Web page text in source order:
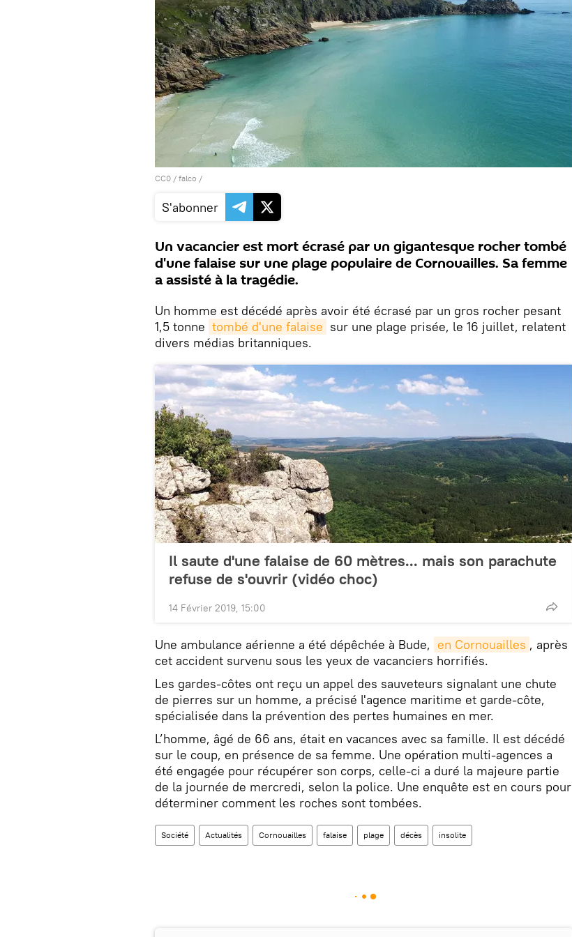
CC0 / falco /
S'abonner
Un vacancier est mort écrasé par un gigantesque rocher tombé
d'une falaise sur une plage populaire de Cornouailles. Sa femme
a assisté à la tragédie.
Un homme est décédé après avoir été écrasé par un gros rocher pesant
1,5 tonne tombé d'une falaise sur une plage prisée, le 16 juillet, relatent
divers médias britanniques.
Il saute d'une falaise de 60 mètres... mais son parachute
refuse de s'ouvrir (vidéo choc)
14 Février 2019, 15:00
Une ambulance aérienne a été dépêchée à Bude, en Cornouailles , après
cet accident survenu sous les yeux de vacanciers horrifiés.
Les gardes-côtes ont reçu un appel des sauveteurs signalant une chute
de pierres sur un homme, a précisé l'agence maritime et garde-côte,
spécialisée dans la prévention des pertes humaines en mer.
L’homme, âgé de 66 ans, était en vacances avec sa famille. Il est décédé
sur le coup, en présence de sa femme. Une opération multi-agences a
été engagée pour récupérer son corps, celle-ci a duré la majeure partie
de la journée de mercredi, selon la police. Une enquête est en cours pour
déterminer comment les roches sont tombées.
Société Actualités Cornouailles falaise plage décès insolite